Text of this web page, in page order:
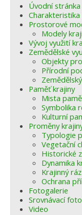
Zaniklé krajiny
Odkazy
Fórum
Autoři
Úvodní stránka
Charakteristika
Prostorové
Modely
Vývoj využití
Zemědělské
Objekty
Přírodní
Paměť krajiny
Mista
Symbolika
Kulturní
Proměny
Typologie
Vegetační
Historické
Dynamika
Krajinný ráz
Ochrana
Fotogalerie
Srovnávací foto
Video